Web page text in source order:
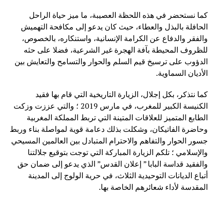
كما نستحضر في هذه اللحظة العصيبة، ما ميز حياة الراحل
الحافلة بالبذل والعطاء، حيث كان يدعو إلى مكافحة التهميش
والفقر والدفاع عن الكرامة الإنسانية، واستنكاره، بالخصوص،
للظروف المحيطة بآفة الهجرة غير الشرعية، فضلا على حثه
الدؤوب على ترسيخ قيم السلم والحوار والتسامح والتعايش بين
الأديان السماوية.
كما نتذكر، بكل إجلال، الزيارة التاريخية التي قام بها فقيد
الكنيسة الكبير للمغرب، في مارس 2019 ؛ والتي عززت وزكت
الطابع المتميز للعلاقات المتينة التي تربط المملكة المغربية
وحاضرة الفاتيكان، وشكلت بذلك دعامة قوية لمواصلة بناء وربط
جسور الحوار والتفاهم والاحترام المتبادل بين العالمين المسيحي
والإسلامي ؛ تلكم الزيارة المباركة التي توجت بتوقيع جلالتنا
والفقيد قداسة البابا ” إعلان القدس” الذي يدعو إلى ضمان حق
أتباع الديانات التوحيدية الثلاث، في حرية الولوج إلى المدينة
المقدسة لأداء شعائرهم الخاصة بها.